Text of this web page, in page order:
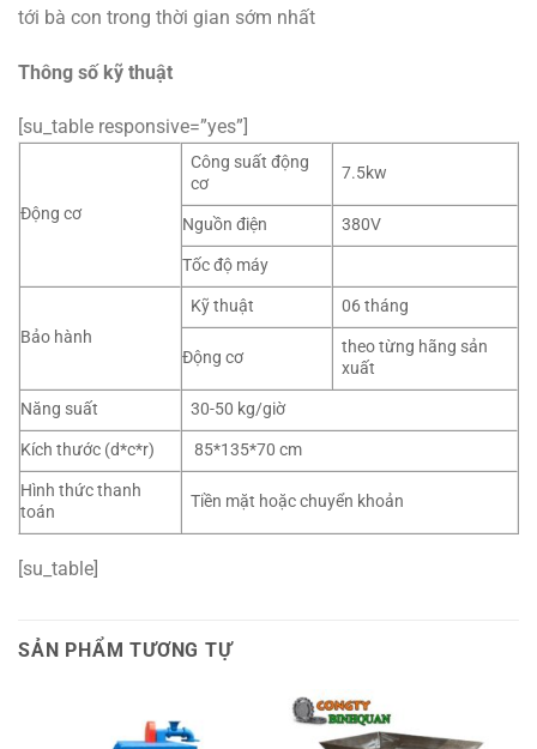
tới bà con trong thời gian sớm nhất
Thông số kỹ thuật
[su_table responsive=”yes”]
Động cơ
Công suất động
cơ
7.5kw
Nguồn điện
380V
Tốc độ máy
Bảo hành
Kỹ thuật 06 tháng
Động cơ
theo từng hãng sản
xuất
Năng suất
30-50 kg/giờ
Kích thước (d*c*r)
85*135*70 cm
Hình thức thanh
toán
Tiền mặt hoặc chuyển khoản
[su_table]
SẢN PHẨM TƯƠNG TỰ